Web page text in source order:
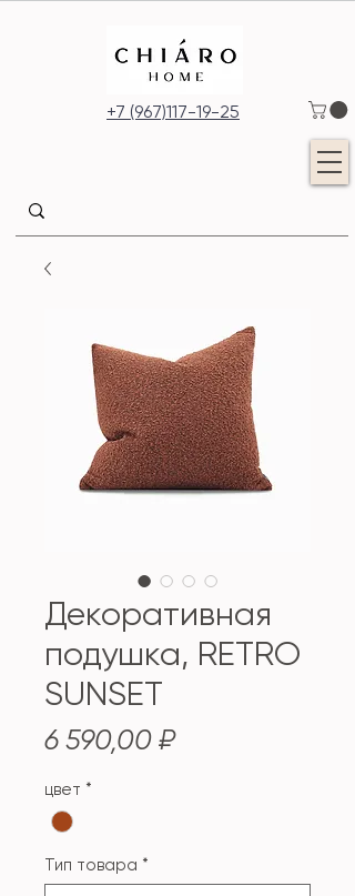
+7 (967)117-19-25
Декоративная
подушка, RETRO
SUNSET
6 590,00 ₽Цена
цвет *
Тип товара *